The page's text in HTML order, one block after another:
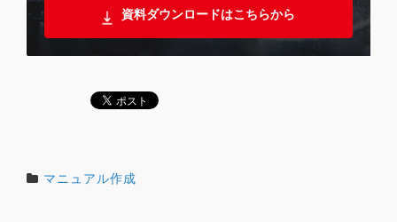
資料ダウンロードはこちらから
マニュアル作成